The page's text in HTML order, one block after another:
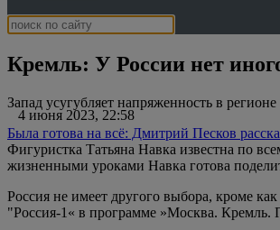
Кремль: У России нет
4 июня 2023, 22:58
Запад усугубляет напряженность в регионе
Была готова на всё: Дмитрий Песков
Фигуристка Татьяна Навка известна по
жизненными уроками Навка готова
Россия не имеет другого выбора, кроме
"Россия-1« в программе »Москва. Кремль.